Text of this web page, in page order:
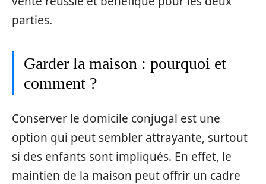
parties.
Garder la maison : pourquoi et
comment ?
Conserver le domicile conjugal est une
option qui peut sembler attrayante, surtout
si des enfants sont impliqués. En effet, le
maintien de la maison peut offrir un cadre